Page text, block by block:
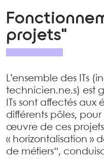
projets"
L’ensemble des ITs
technicien.ne.s) est
ITs sont affectés
différents pôles,
œuvre de ces
« horizontalisation »
de métiers“,